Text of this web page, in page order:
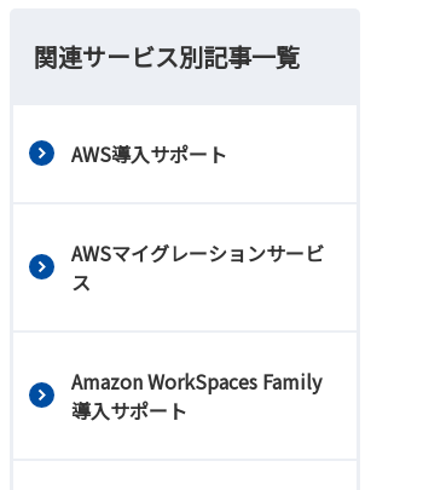
関連サービス別記事一覧
AWS導入サポート
AWSマイグレーションサービ
ス
Amazon WorkSpaces Family
導入サポート